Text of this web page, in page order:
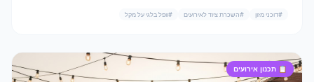
#דוכני מזון #השכרת ציוד לאירועים #וופל בלגי על מקל
📋 תכנון אירועים